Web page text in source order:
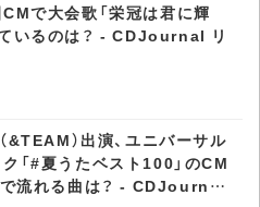
で大会歌「栄冠は君に輝
ているのは？ - CDJournal リ
&TEAM）出演、ユニバーサル
「#夏うたベスト100」のCM
で流れる曲は？ - CDJournal